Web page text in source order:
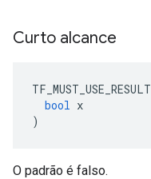
Curto alcance
TF_MUST_USE_RESULT
bool x
)
O padrão é falso.